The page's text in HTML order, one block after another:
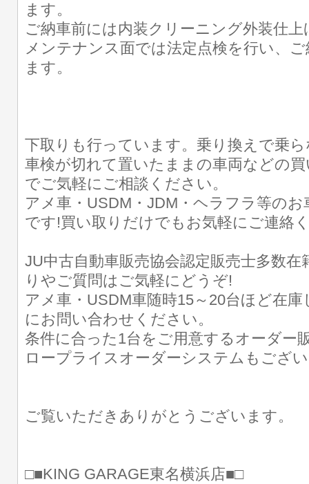
ます。
ご納車前には内装クリーニング外装仕上
メンテナンス面では法定点検を行い、
ます。
下取りも行っています。乗り換えで乗
車検が切れて置いたままの車両などの
でご気軽にご相談ください。
アメ車・USDM・JDM・ヘラフラ等の
です!買い取りだけでもお気軽にご連絡
JU中古自動車販売協会認定販売士多数
りやご質問はご気軽にどうぞ!
アメ車・USDM車随時15～20台ほど在
にお問い合わせください。
条件に合った1台をご用意するオーダー
ロープライスオーダーシステムもござ
ご覧いただきありがとうございます。
□■KING GARAGE東名横浜店■□